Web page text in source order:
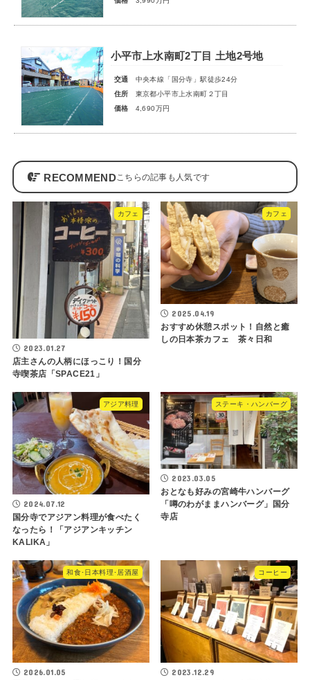
小平市上水南町2丁目 土地2号地
交通
中央本線「国分寺」駅徒歩24分
住所
東京都小平市上水南町２丁目
価格
4,690万円
RECOMMEND
カフェ
2023.01.27
店主さんの人柄にほっこり！国分
寺喫茶店「SPACE21」
カフェ
2025.04.19
おすすめ休憩スポット！自然と癒
しの日本茶カフェ 茶々日和
アジア料理
2024.07.12
国分寺でアジアン料理が食べたく
なったら！「アジアンキッチン
KALIKA」
ステーキ・ハンバーグ
2023.03.05
おとなも好みの宮崎牛ハンバーグ
「噂のわがままハンバーグ」国分
寺店
和食･日本料理･居酒屋
2026.01.05
コーヒー
2023.12.29